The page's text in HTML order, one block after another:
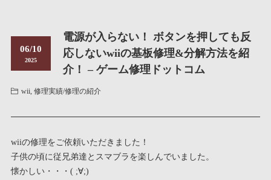
06/10
2025
電源が入らない！ ボタンを押しても反
応しないwiiの基板修理&分解方法を紹
介！ – ゲーム修理ドットコム
wii, 修理実績/修理の紹介
wiiの修理をご依頼いただきました！
子供の頃に従兄弟達とスマブラを楽しんでいました。
懐かしい・・・( ;∀;)